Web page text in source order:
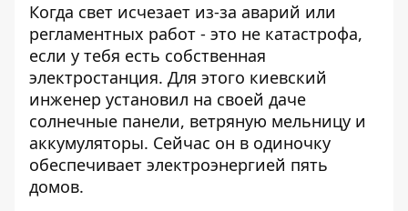
Когда свет исчезает из-за аварий или
регламентных работ - это не катастрофа,
если у тебя есть собственная
электростанция. Для этого киевский
инженер установил на своей даче
солнечные панели, ветряную мельницу и
аккумуляторы. Сейчас он в одиночку
обеспечивает электроэнергией пять
домов.